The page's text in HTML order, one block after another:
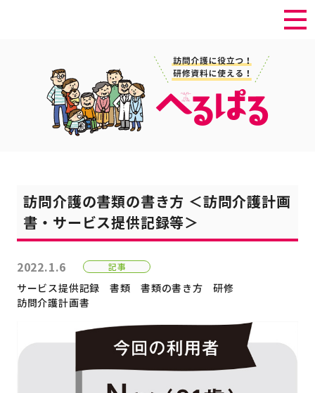
訪問介護の書類の書き方 ＜訪問介護計画
書・サービス提供記録等＞
2022.1.6 記事
サービス提供記録 書類 書類の書き方
研修
訪問介護計画書